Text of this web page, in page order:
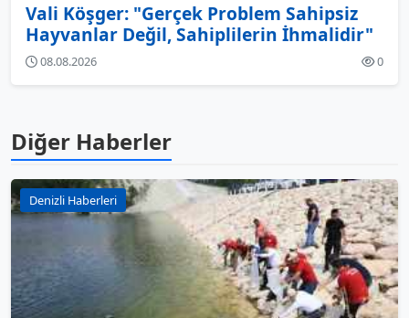
Vali Köşger: "Gerçek Problem Sahipsiz
Hayvanlar Değil, Sahiplilerin İhmalidir"
08.08.2026 0
Diğer Haberler
Denizli Haberleri